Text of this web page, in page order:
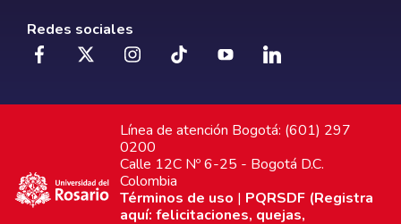
Redes sociales
Línea de atención Bogotá: (601) 297
0200
Calle 12C Nº 6-25 - Bogotá D.C.
Colombia
Términos de uso | PQRSDF (Registra
aquí: felicitaciones, quejas,